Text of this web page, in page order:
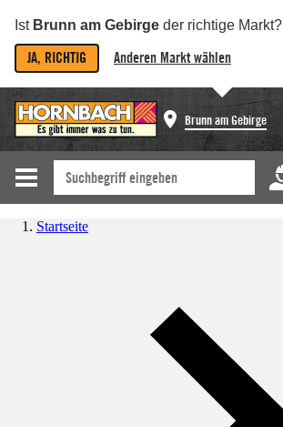
Ist Brunn am Gebirge der richtige Markt?
JA, RICHTIG Anderen Markt wählen
Brunn am Gebirge
Startseite